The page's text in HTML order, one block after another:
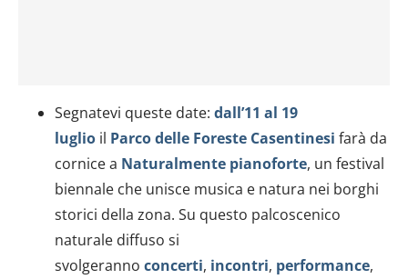
Segnatevi queste date: dall’11 al 19
luglio il Parco delle Foreste Casentinesi farà da
cornice a Naturalmente pianoforte, un festival
biennale che unisce musica e natura nei borghi
storici della zona. Su questo palcoscenico
naturale diffuso si
svolgeranno concerti, incontri, performance,